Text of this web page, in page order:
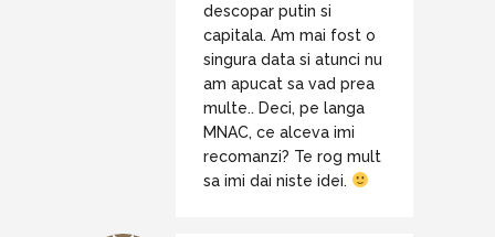
descopar putin si
capitala. Am mai fost o
singura data si atunci nu
am apucat sa vad prea
multe.. Deci, pe langa
MNAC, ce alceva imi
recomanzi? Te rog mult
sa imi dai niste idei.